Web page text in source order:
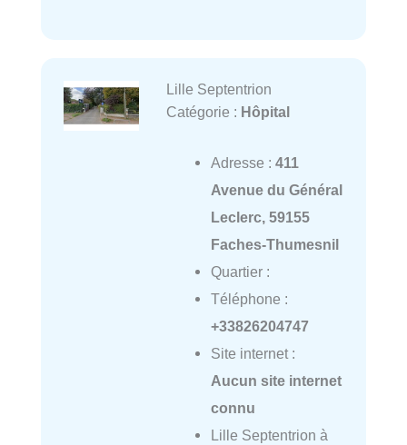
Lille Septentrion
Catégorie : Hôpital
Adresse : 411
Avenue du Général
Leclerc, 59155
Faches-Thumesnil
Quartier :
Téléphone :
+33826204747
Site internet :
Aucun site internet
connu
Lille Septentrion à